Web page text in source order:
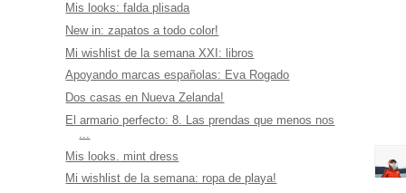
Mis looks: falda plisada
New in: zapatos a todo color!
Mi wishlist de la semana XXI: libros
Apoyando marcas españolas: Eva Rogado
Dos casas en Nueva Zelanda!
El armario perfecto: 8. Las prendas que menos nos
Mis looks. mint dress
Mi wishlist de la semana: ropa de playa!